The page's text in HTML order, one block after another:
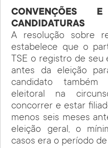
CONVENÇÕES
CANDIDATURAS
A resolução sobre
estabelece que o
TSE o registro de
antes da eleição
candidato
eleitoral na
concorrer e estar
menos seis meses
eleição geral, o
casos era o período